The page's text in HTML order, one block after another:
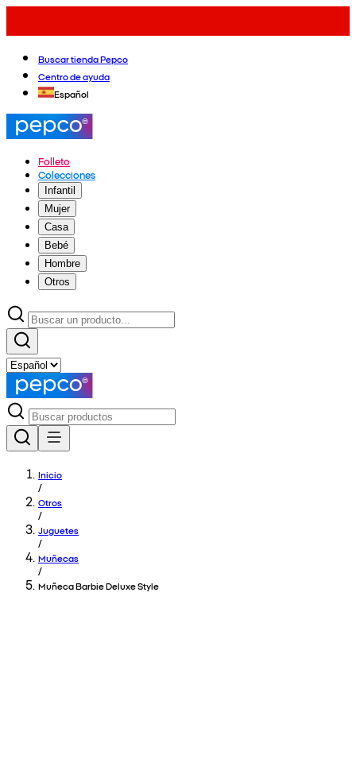
Buscar tienda Pepco
Centro de ayuda
Español
Folleto
Colecciones
Infantil
Mujer
Casa
Bebé
Hombre
Otros
Inicio
/
Otros
/
Juguetes
/
Muñecas
/
Muñeca Barbie Deluxe Style